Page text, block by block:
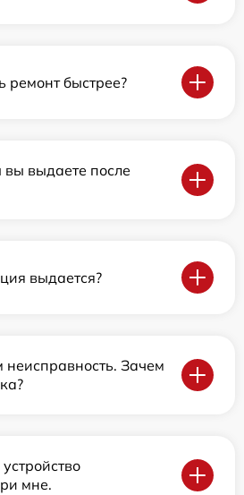
ремонт быстрее?
выдаете после
выдается?
Зачем
мне.